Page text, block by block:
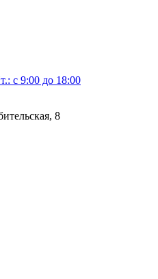
с 9:00 до 18:00
8